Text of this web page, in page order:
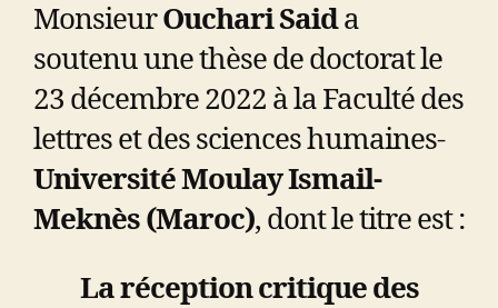
MonsieurOuchari Saida
soutenu une thèse de doctorat le
23 décembre 2022 à la Faculté des
lettres et des sciences humaines-
Université Moulay Ismail-
Meknès (Maroc), dont le titre est :
La réception critique des